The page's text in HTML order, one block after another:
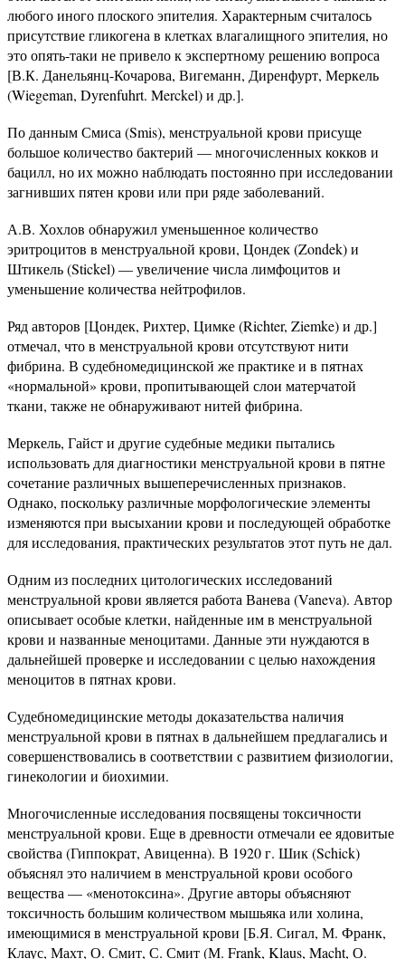
любого иного плоского эпителия. Характерным считалось
присутствие гликогена в клетках влагалищного эпителия, но
это опять-таки не привело к экспертному решению вопроса
[В.К. Данельянц-Кочарова, Вигеманн, Диренфурт, Меркель
(Wiegeman, Dyrenfuhrt. Merckel) и др.].
По данным Смиса (Smis), менструальной крови присуще
большое количество бактерий — многочисленных кокков и
бацилл, но их можно наблюдать постоянно при исследовании
загнивших пятен крови или при ряде заболеваний.
А.В. Хохлов обнаружил уменьшенное количество
эритроцитов в менструальной крови, Цондек (Zondek) и
Штикель (Stickel) — увеличение числа лимфоцитов и
уменьшение количества нейтрофилов.
Ряд авторов [Цондек, Рихтер, Цимке (Richter, Ziemke) и др.]
отмечал, что в менструальной крови отсутствуют нити
фибрина. В судебномедицинской же практике и в пятнах
«нормальной» крови, пропитывающей слои матерчатой
ткани, также не обнаруживают нитей фибрина.
Меркель, Гайст и другие судебные медики пытались
использовать для диагностики менструальной крови в пятне
сочетание различных вышеперечисленных признаков.
Однако, поскольку различные морфологические элементы
изменяются при высыхании крови и последующей обработке
для исследования, практических результатов этот путь не дал.
Одним из последних цитологических исследований
менструальной крови является работа Ванева (Vaneva). Автор
описывает особые клетки, найденные им в менструальной
крови и названные меноцитами. Данные эти нуждаются в
дальнейшей проверке и исследовании с целью нахождения
меноцитов в пятнах крови.
Судебномедицинские методы доказательства наличия
менструальной крови в пятнах в дальнейшем предлагались и
совершенствовались в соответствии с развитием физиологии,
гинекологии и биохимии.
Многочисленные исследования посвящены токсичности
менструальной крови. Еще в древности отмечали ее ядовитые
свойства (Гиппократ, Авиценна). В 1920 г. Шик (Schick)
объяснял это наличием в менструальной крови особого
вещества — «менотоксина». Другие авторы объясняют
токсичность большим количеством мышьяка или холина,
имеющимися в менструальной крови [Б.Я. Сигал, М. Франк,
Клаус, Махт, О. Смит, С. Смит (М. Frank, Klaus, Macht, О.